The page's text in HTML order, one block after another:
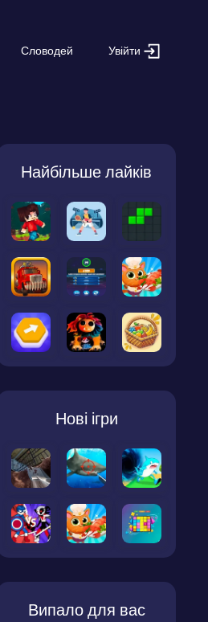
Словодей Увійти
Найбільше лайків
Нові ігри
Випало для вас